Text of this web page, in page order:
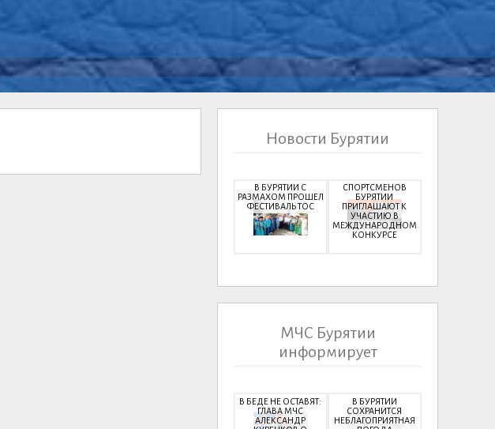
Новости Бурятии
В БУРЯТИИ С
РАЗМАХОМ ПРОШЕЛ
ФЕСТИВАЛЬ ТОС
СПОРТСМЕНОВ
БУРЯТИИ
ПРИГЛАШАЮТ К
УЧАСТИЮ В
МЕЖДУНАРОДНОМ
КОНКУРСЕ
МЧС Бурятии
информирует
В БЕДЕ НЕ ОСТАВЯТ:
ГЛАВА МЧС
АЛЕКСАНДР
В БУРЯТИИ
СОХРАНИТСЯ
НЕБЛАГОПРИЯТНАЯ